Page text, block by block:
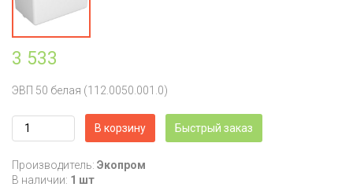
3 533
ЭВП 50 белая (112.0050.001.0)
В корзину Быстрый заказ
Производитель: Экопром
В наличии: 1 шт